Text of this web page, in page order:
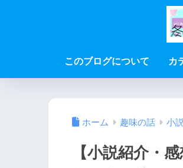
このブログについて カ
ホーム 趣味の話 小
【小説紹介・